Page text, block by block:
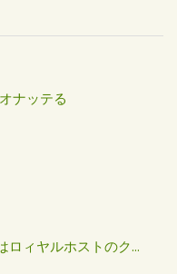
ナッテる
ロィヤルホストのク...